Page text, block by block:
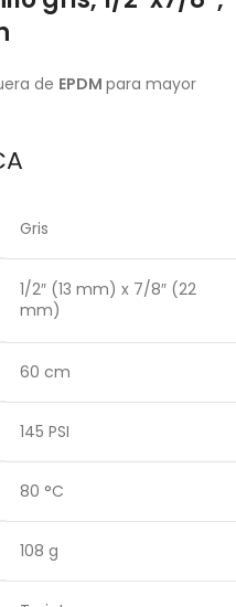
de EPDM para mayor
Gris
1/2″ (13 mm) x 7/8″ (22
mm)
60 cm
145 PSI
80 °C
108 g